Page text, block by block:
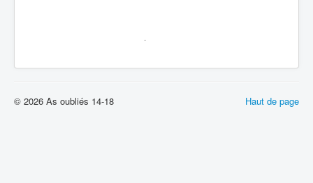
.
Haut de page
© 2026 As oubliés 14-18